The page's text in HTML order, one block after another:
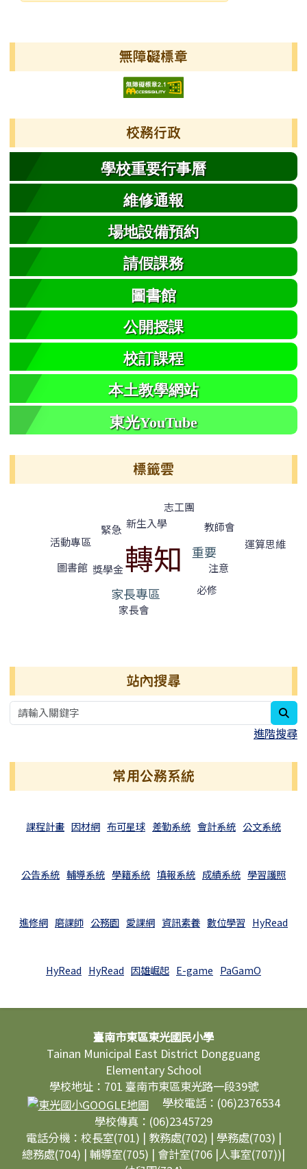
無障礙標章
校務行政
學校重要行事曆
維修通報
場地設備預約
請假課務
圖書館
公開授課
校訂課程
本土教學網站
東光YouTube
標籤雲
志工團
緊急 新生入學
教師會
活動專區
轉知 重要
運算思維
圖書館 獎學金 注意
家長專區
必修
家長會
站內搜尋
進階搜尋
常用公務系統
課程計畫 因材網 布可星球 差勤系統 會計系統 公文系統
公告系統 輔導系統 學籍系統 填報系統 成績系統 學習護照
進修網 磨課師 公務園 愛課網 資訊素養 數位學習 HyRead
HyRead HyRead 因雄崛起 E-game PaGamO
頁尾區域內容臺南市東區東光國民小學
Tainan Municipal East District Dongguang
Elementary School
學校地址：701 臺南市東區東光路一段39號
學校電話：(06)2376534
學校傳真：(06)2345729
電話分機：校長室(701) | 教務處(702) | 學務處(703) |
總務處(704) | 輔導室(705) | 會計室(706 |人事室(707))|